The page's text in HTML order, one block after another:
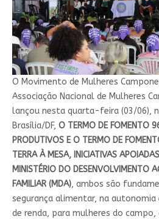
O Movimento de Mulheres
Associação Nacional de Mulheres
lançou nesta quarta-feira (03/06),
Brasília/DF, O TERMO DE FOMENTO
PRODUTIVOS E O TERMO DE
TERRA À MESA, INICIATIVAS
MINISTÉRIO DO DESENVOLVIMENTO
FAMILIAR (MDA), ambos são
segurança alimentar, na autonomia
de renda, para mulheres do